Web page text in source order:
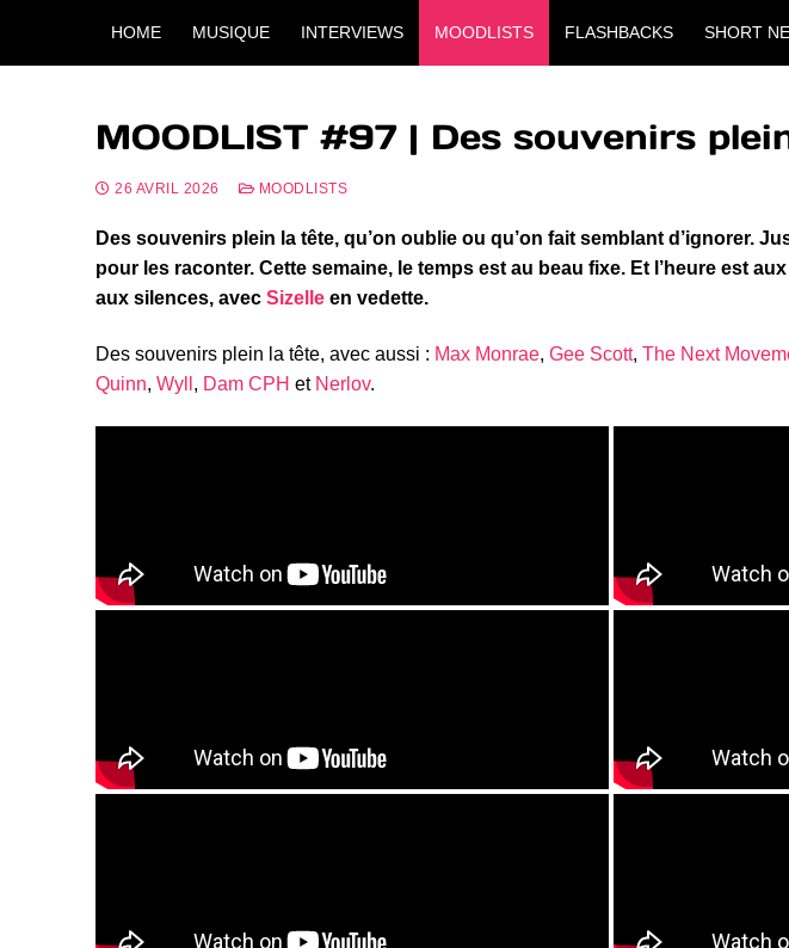
HOME MUSIQUE INTERVIEWS MOODLISTS FLASHBACKS SHORT
MOODLIST #97 | Des souvenirs
26 AVRIL 2026 MOODLISTS
Des souvenirs plein la tête, qu’on oublie ou qu’on fait semblant d’ignorer.
pour les raconter. Cette semaine, le temps est au beau fixe. Et l’heure est
aux silences, avec Sizelle en vedette.
Des souvenirs plein la tête, avec aussi : Max Monrae, Gee Scott, The Next
Quinn, Wyll , Dam CPH et Nerlov.